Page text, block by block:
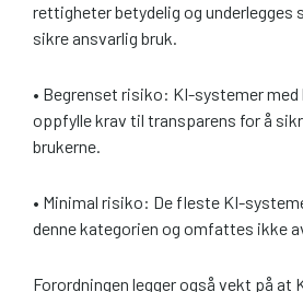
rettigheter betydelig og underlegges
sikre ansvarlig bruk.
• Begrenset risiko: KI-systemer
oppfylle krav til transparens for å
brukerne.
• Minimal risiko: De fleste KI-
denne kategorien og omfattes ikke
Forordningen legger også vekt på at